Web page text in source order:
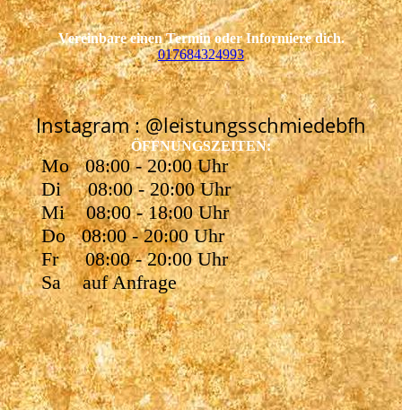
Vereinbare einen Termin oder Informiere dich.
017684324993
Instagram : @leistungsschmiedebfh
ÖFFNUNGSZEITEN:
Mo 08:00 - 20:00 Uhr
Di 08:00 - 20:00 Uhr
Mi 08:00 - 18:00 Uhr
Do 08:00 - 20:00 Uhr
Fr 08:00 - 20:00 Uhr
Sa auf Anfrage